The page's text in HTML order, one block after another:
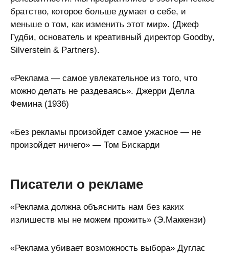
братство, которое больше думает о себе, и
меньше о том, как изменить этот мир». (Джеф
Гудби, основатель и креативный директор Goodby,
Silverstein & Partners).
«Реклама — самое увлекательное из того, что
можно делать не раздеваясь». Джерри Делла
Фемина (1936)
«Без рекламы произойдет самое ужасное — не
произойдет ничего» — Том Бискарди
Писатели о рекламе
«Реклама должна объяснить нам без каких
излишеств мы не можем прожить» (Э.Маккензи)
«Реклама убивает возможность выбора» Дуглас